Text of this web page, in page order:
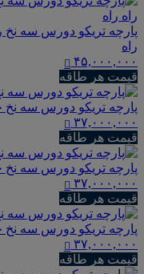
پارچه تریکو دورس سه نخ
راه
۴۵,۰۰۰,۰۰۰
قیمت هر طاقه
پارچه تریکو دورس سه
۳۷,۰۰۰,۰۰۰
قیمت هر طاقه
پارچه تریکو دورس سه نخ
۳۷,۰۰۰,۰۰۰
قیمت هر طاقه
پارچه تریکو دورس سه
۳۷,۰۰۰,۰۰۰
قیمت هر طاقه